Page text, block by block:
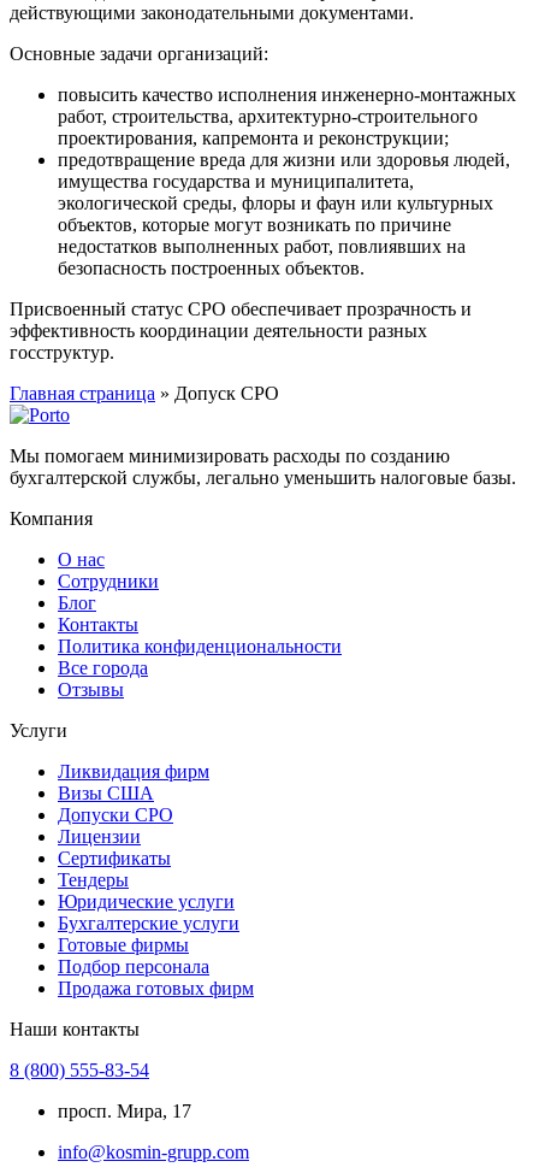
действующими законодательными документами.
Основные задачи организаций:
повысить качество исполнения инженерно-монтажных
работ, строительства, архитектурно-строительного
проектирования, капремонта и реконструкции;
предотвращение вреда для жизни или здоровья людей,
имущества государства и муниципалитета,
экологической среды, флоры и фаун или культурных
объектов, которые могут возникать по причине
недостатков выполненных работ, повлиявших на
безопасность построенных объектов.
Присвоенный статус СРО обеспечивает прозрачность и
эффективность координации деятельности разных
госструктур.
Главная страница » Допуск СРО
Мы помогаем минимизировать расходы по созданию
бухгалтерской службы, легально уменьшить налоговые базы.
Компания
О нас
Сотрудники
Блог
Контакты
Политика конфиденциональности
Все города
Отзывы
Услуги
Ликвидация фирм
Визы США
Допуски СРО
Лицензии
Сертификаты
Тендеры
Юридические услуги
Бухгалтерские услуги
Готовые фирмы
Подбор персонала
Продажа готовых фирм
Наши контакты
8 (800) 555-83-54
просп. Мира, 17
info@kosmin-grupp.com